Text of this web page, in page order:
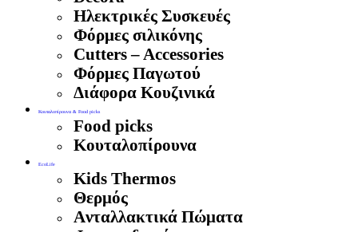
Ηλεκτρικές Συσκευές
Φόρμες σιλικόνης
Cutters – Accessories
Φόρμες Παγωτού
Διάφορα Κουζινικά
Κουταλοπίρουνα & Food picks
Food picks
Κουταλοπίρουνα
EcoLife
Kids Thermos
Θερμός
Aνταλλακτικά Πώματα